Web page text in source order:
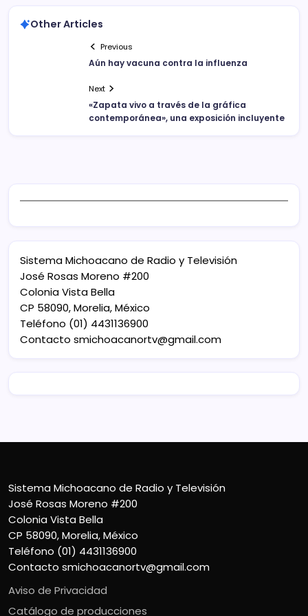
Other Articles
Previous
Aún hay vacuna contra la influenza
Next
«Zapata vivo a través de la gráfica
contemporánea», una exposición incluyente
Sistema Michoacano de Radio y Televisión
José Rosas Moreno #200
Colonia Vista Bella
CP 58090, Morelia, México
Teléfono (01) 4431136900
Contacto smichoacanortv@gmail.com
Sistema Michoacano de Radio y Televisión
José Rosas Moreno #200
Colonia Vista Bella
CP 58090, Morelia, México
Teléfono (01) 4431136900
Contacto smichoacanortv@gmail.com
Aviso de Privacidad
Catálogo de producciones